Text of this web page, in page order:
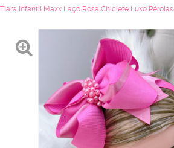
Tiara Infantil Maxx Laço Rosa Chiclete Luxo Pérolas